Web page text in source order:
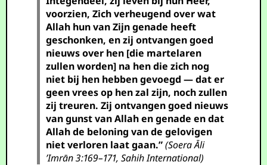
voorzien, Zich verheugend over wat
Allah hun van Zijn genade heeft
geschonken, en zij ontvangen goed
nieuws over hen [die martelaren
zullen worden] na hen die zich nog
niet bij hen hebben gevoegd — dat er
geen vrees op hen zal zijn, noch zullen
zij treuren. Zij ontvangen goed nieuws
van gunst van Allah en genade en dat
Allah de beloning van de gelovigen
niet verloren laat gaan.” (Soera Āli
’Imrān 3:169–171, Sahih International)